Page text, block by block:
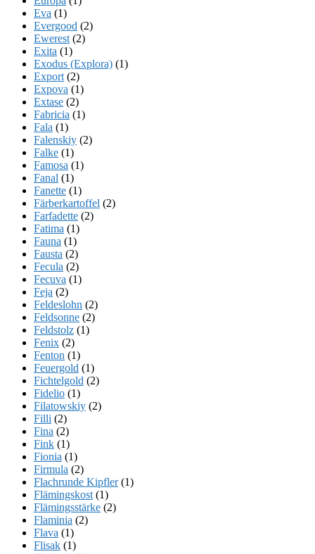
Eva (1)
Evergood (2)
Ewerest (2)
Exita (1)
Exodus (Explora) (1)
Export (2)
Expova (1)
Extase (2)
Fabricia (1)
Fala (1)
Falenskiy (2)
Falke (1)
Famosa (1)
Fanal (1)
Fanette (1)
Färberkartoffel (2)
Farfadette (2)
Fatima (1)
Fauna (1)
Fausta (2)
Fecula (2)
Fecuva (1)
Feja (2)
Feldeslohn (2)
Feldsonne (2)
Feldstolz (1)
Fenix (2)
Fenton (1)
Feuergold (1)
Fichtelgold (2)
Fidelio (1)
Filatowskiy (2)
Filli (2)
Fina (2)
Fink (1)
Fionia (1)
Firmula (2)
Flachrunde Kipfler(1)
Flämingskost (1)
Flämingsstärke (2)
Flaminia (2)
Flava (1)
Flisak (1)